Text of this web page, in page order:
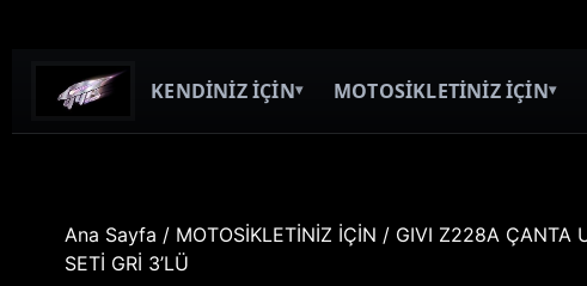
KENDİNİZ İÇİN▾ MOTOSİKLETİNİZ İÇİN▾
Ana Sayfa / MOTOSİKLETİNİZ İÇİN / GIVI Z228A ÇANTA
SETİ GRİ 3’LÜ